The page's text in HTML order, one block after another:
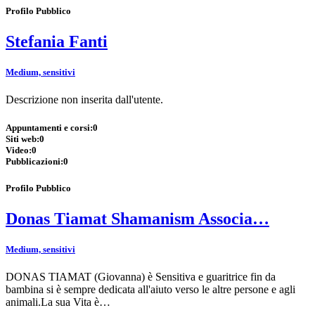
Profilo Pubblico
Stefania Fanti
Medium, sensitivi
Descrizione non inserita dall'utente.
Appuntamenti e corsi:0
Siti web:0
Video:0
Pubblicazioni:0
Profilo Pubblico
Donas Tiamat Shamanism Associa…
Medium, sensitivi
DONAS TIAMAT (Giovanna) è Sensitiva e guaritrice fin da
bambina si è sempre dedicata all'aiuto verso le altre persone e agli
animali.La sua Vita è…